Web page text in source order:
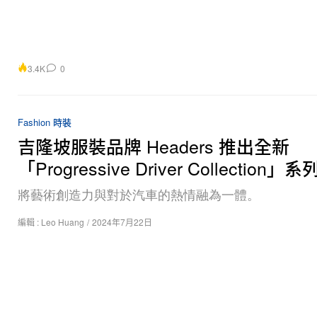
3.4K 0
Fashion 時裝
吉隆坡服裝品牌 Headers 推出全新
「Progressive Driver Collection」系
將藝術創造力與對於汽車的熱情融為一體。
編輯 : Leo Huang / 2024年7月22日